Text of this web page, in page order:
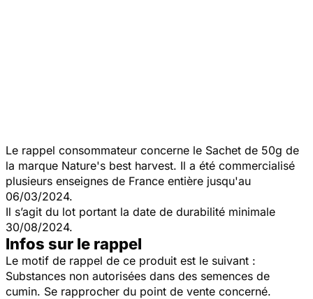
Le rappel consommateur concerne le Sachet de 50g de
la marque Nature's best harvest. Il a été commercialisé
plusieurs enseignes de France entière jusqu'au
06/03/2024.
Il s’agit du lot portant la date de durabilité minimale
30/08/2024.
Infos sur le rappel
Le motif de rappel de ce produit est le suivant :
Substances non autorisées dans des semences de
cumin. Se rapprocher du point de vente concerné.